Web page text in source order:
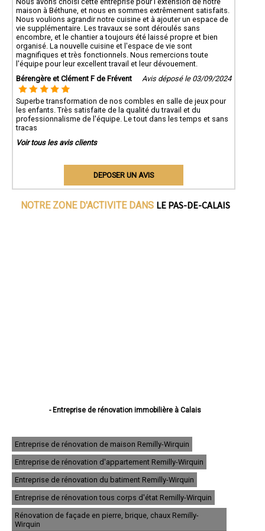
maison à Béthune, et nous en sommes extrêmement satisfaits.
Nous voulions agrandir notre cuisine et à ajouter un espace de
vie supplémentaire. Les travaux se sont déroulés sans
encombre, et le chantier a toujours été laissé propre et bien
organisé. La nouvelle cuisine et l'espace de vie sont
magnifiques et très fonctionnels. Nous remercions toute
l'équipe pour leur excellent travail et leur dévouement.
Bérengère et Clément F de Frévent
Avis déposé le 03/09/2024
Superbe transformation de nos combles en salle de jeux pour
les enfants. Très satisfaite de la qualité du travail et du
professionnalisme de l'équipe. Le tout dans les temps et sans
tracas
Voir tous les avis clients
DEPOSER UN AVIS
NOTRE ZONE D'ACTIVITE DANS LE PAS-DE-CALAIS
- Entreprise de rénovation immobilière à Calais
- Entreprise de rénovation immobilière à Lens
- Entreprise de rénovation immobilière à Liévin
- Entreprise de rénovation immobilière à Béthune
- Entreprise de rénovation immobilière à Hénin-Beaumont
- Entreprise de rénovation immobilière à Bruay-la-Buissière
- Entreprise de rénovation immobilière à Avion
- Entreprise de rénovation immobilière à Carvin
- Entreprise de rénovation immobilière à Berck
Entreprise de rénovation de maison Remilly-Wirquin
Entreprise de rénovation d'appartement Remilly-Wirquin
Entreprise de rénovation du batiment Remilly-Wirquin
Entreprise de rénovation tous corps d'état Remilly-Wirquin
Rénovation de façade en pierre, brique, chaux Remilly-
Wirquin